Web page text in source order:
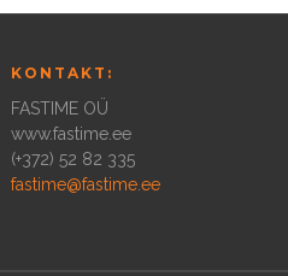
KONTAKT:
FASTIME OÜ
www.fastime.ee
(+372) 52 82 335
fastime@fastime.ee